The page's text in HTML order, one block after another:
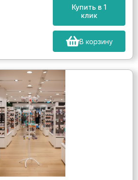
Купить в 1
клик
В корзину